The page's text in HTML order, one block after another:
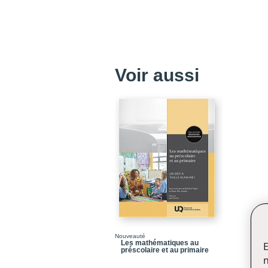
Voir aussi
Nouveauté
Les mathématiques au
préscolaire et au primaire